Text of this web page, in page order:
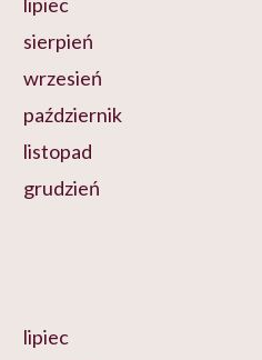
sierpień
wrzesień
październik
listopad
grudzień
lipiec